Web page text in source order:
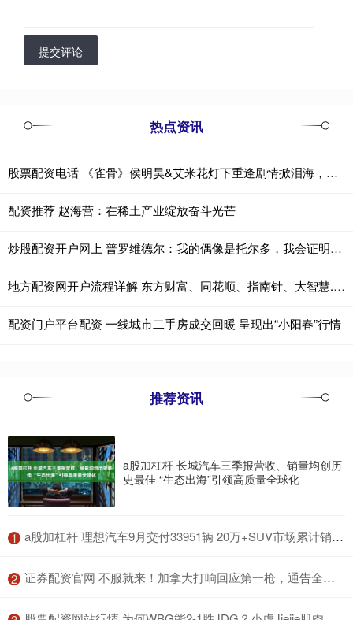
提交评论
热点资讯
股票配资电话 《雀骨》侯明昊&艾米花灯下重逢剧情掀泪海，网评暑期档最佳长剧
配资推荐 赵海营：在稀土产业绽放奋斗光芒
炒股配资开户网上 普罗维德尔：我的偶像是托尔多，我会证明自己配得上国米球衣
地方配资网开户流程详解 东方财富、同花顺、指南针、大智慧......互联网券商信息服务商业绩大扫描！有何亮点？
配资门户平台配资 一线城市二手房成交回暖 呈现出“小阳春”行情
推荐资讯
a股加杠杆 长城汽车三季报营收、销量均创历
史最佳 “生态出海”引领高质量全球化
1 ​a股加杠杆 理想汽车9月交付33951辆 20万+SUV市场累计销量超越特斯拉
2 ​证券配资官网 不服就来！加拿大打响回应第一枪，通告全球，断的就是特朗普退路